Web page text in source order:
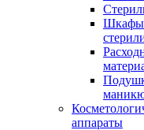
Шкафы
аппараты